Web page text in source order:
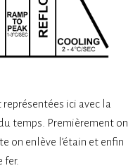
ici avec la
temps. Premièrement on
on enlève l’étain et enfin
fer.